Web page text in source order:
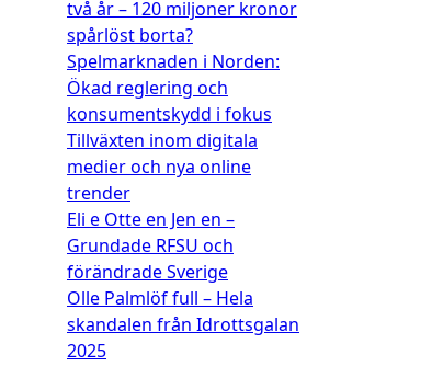
två år – 120 miljoner kronor
spårlöst borta?
Spelmarknaden i Norden:
Ökad reglering och
konsumentskydd i fokus
Tillväxten inom digitala
medier och nya online
trender
Eli e Otte en Jen en –
Grundade RFSU och
förändrade Sverige
Olle Palmlöf full – Hela
skandalen från Idrottsgalan
2025